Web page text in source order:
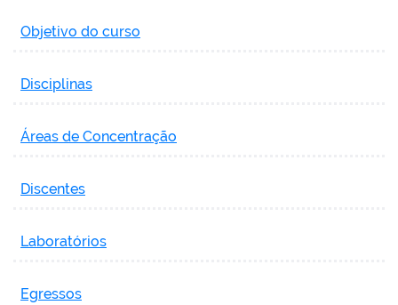
Objetivo do curso
Disciplinas
Áreas de Concentração
Discentes
Laboratórios
Egressos